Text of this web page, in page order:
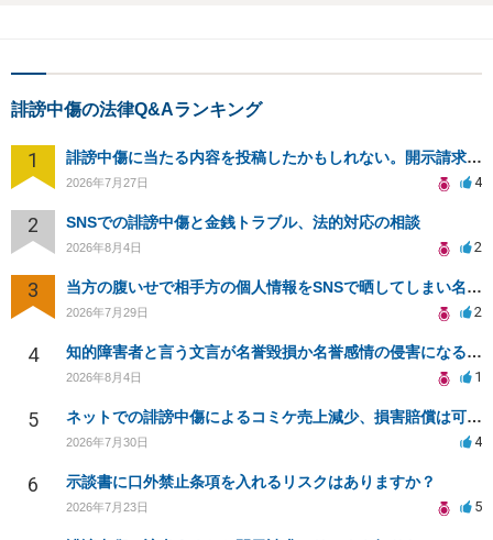
誹謗中傷の法律Q&Aランキング
1 誹謗中傷に当たる内容を投稿したかもしれない。開示請求や民事刑事裁判に発展しうるのか教えて欲しい。
2026年7月27日 4
2 SNSでの誹謗中傷と金銭トラブル、法的対応の相談
2026年8月4日 2
3 当方の腹いせで相手方の個人情報をSNSで晒してしまい名誉毀損させてしまったかもしれない
2026年7月29日 2
4 知的障害者と言う文言が名誉毀損か名誉感情の侵害になるか教えてほしい。
2026年8月4日 1
5 ネットでの誹謗中傷によるコミケ売上減少、損害賠償は可能か？
2026年7月30日 4
6 示談書に口外禁止条項を入れるリスクはありますか？
2026年7月23日 5